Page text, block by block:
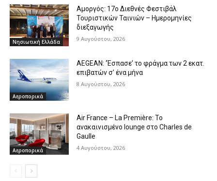
Νησιωτική Ελλάδα
Αμοργός: 17ο Διεθνές Φεστιβάλ
Τουριστικών Ταινιών – Ημερομηνίες
διεξαγωγής
9 Αυγούστου, 2026
Αεροπορικά
AEGEAN: ‘Έσπασε’ το φράγμα των 2 εκατ.
επιβατών σ’ ένα μήνα
8 Αυγούστου, 2026
Αεροπορικά
Air France – La Première: Το
ανακαινισμένο lounge στο Charles de
Gaulle
4 Αυγούστου, 2026